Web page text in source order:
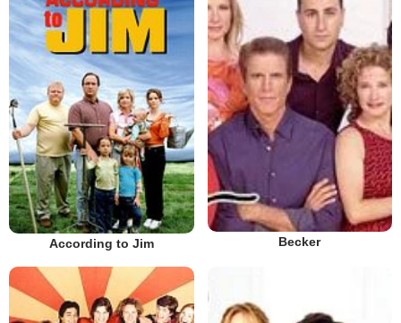
According to Jim Becker